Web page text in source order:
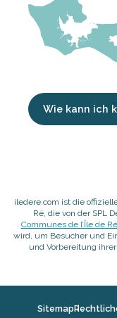
Wie kann ich
iledere.com ist die
Ré, die von der SPL
Communes de l’Île de Ré
wird, um Besucher und
und Vorbereitung
Sitemap